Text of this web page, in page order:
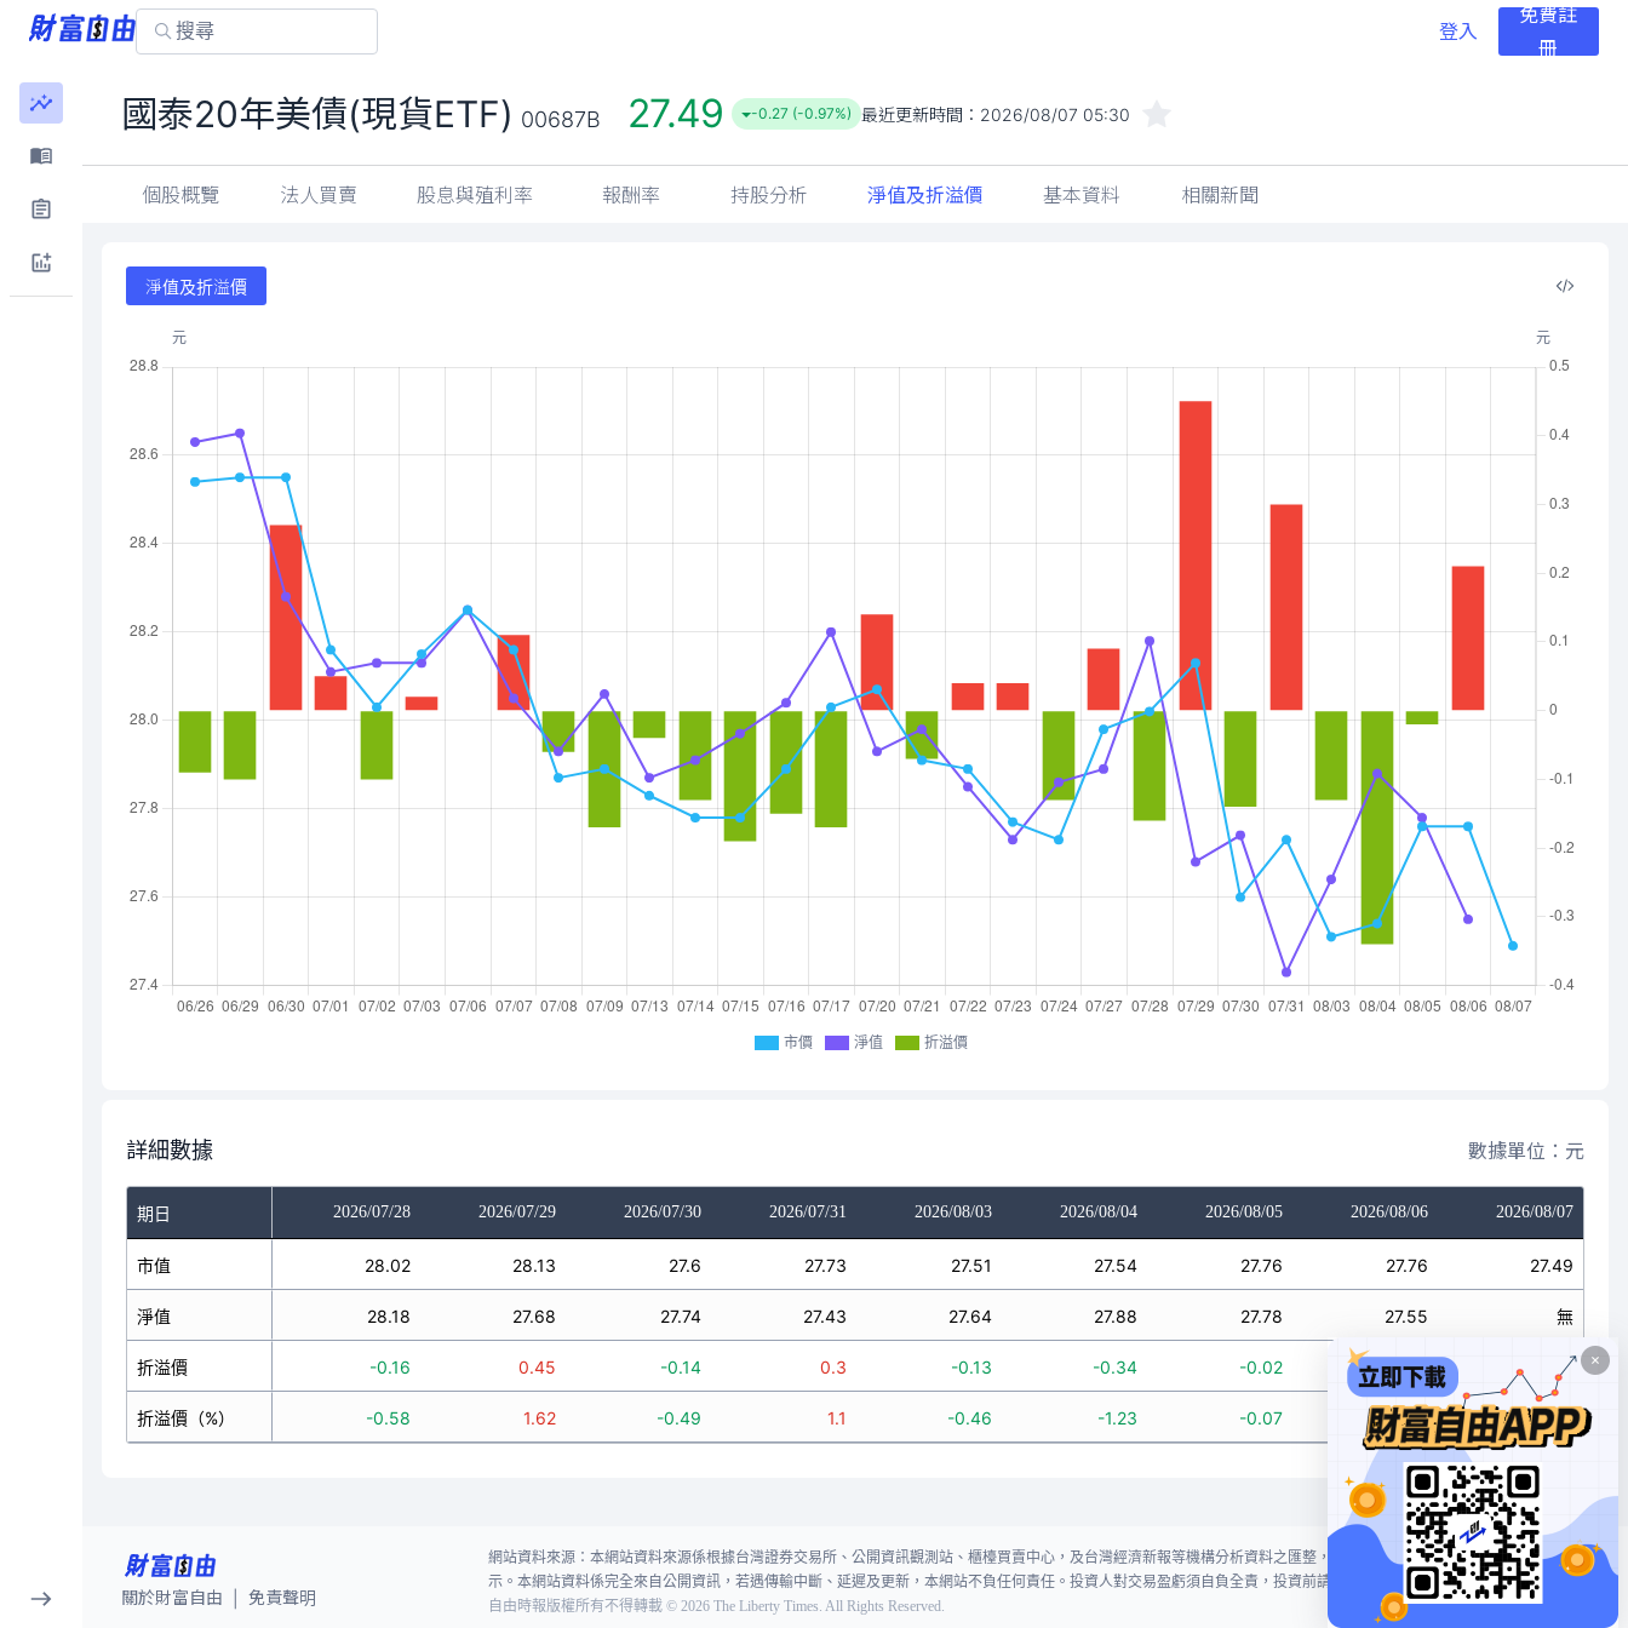
登入
免費註
冊
國泰20年美債(現貨ETF) 00687B 27.49 -0.27 (-0.97%) 最近更新時間： 2026/08/07 05:30
個股概覽 法人買賣 股息與殖利率 報酬率 持股分析 淨值及折溢價 基本資料 相關新聞
淨值及折溢價
市價 淨值 折溢價
詳細數據 數據單位：元
期日 2026/07/28 2026/07/29 2026/07/30 2026/07/31 2026/08/03 2026/08/04 2026/08/05 2026/08/06 2026/08/07
市值
淨值
折溢價
折溢價（%）
28.02 28.13 27.6 27.73 27.51 27.54 27.76 27.76 27.49
28.18 27.68 27.74 27.43 27.64 27.88 27.78 27.55 無
-0.16 0.45 -0.14 0.3 -0.13 -0.34 -0.02 0.21 無
-0.58 1.62 -0.49 1.1 -0.46 -1.23 -0.07 0.75 無
關於財富自由 免責聲明
網站資料來源：本網站資料來源係根據台灣證券交易所、公開資訊觀測站、櫃檯買賣中心，及台灣經濟新報等機構分析資料之匯整，本網站對投資人買賣不作任何建議或暗
示。本網站資料係完全來自公開資訊，若遇傳輸中斷、延遲及更新，本網站不負任何責任。投資人對交易盈虧須自負全責，投資前請謹慎評估風險。
自由時報版權所有不得轉載 © 2026 The Liberty Times. All Rights Reserved.